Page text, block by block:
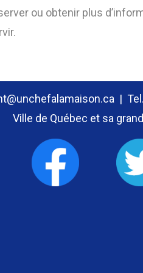
ou obtenir plus
|
Ville de Québec et sa